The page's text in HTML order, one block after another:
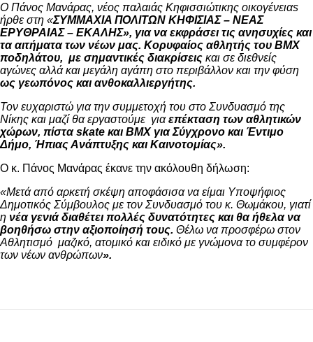
Ο Πάνος Μανάρας, νέος παλαιάς Κηφισσιώτικης οικογένειαs
ήρθε στη «ΣΥΜΜΑΧΙΑ ΠΟΛΙΤΩΝ ΚΗΦΙΣΙΑΣ – ΝΕΑΣ
ΕΡΥΘΡΑΙΑΣ – ΕΚΑΛΗΣ», για να εκφράσει τις ανησυχίες και
τα αιτήματα των νέων μας. Κορυφαίος αθλητής του BMX
ποδηλάτου, με σημαντικές διακρίσεις και σε διεθνείς
αγώνες αλλά και μεγάλη αγάπη στο περιβάλλον και την φύση
ως γεωπόνος και ανθοκαλλιεργήτης.
Τον ευχαριστώ για την συμμετοχή του στο Συνδυασμό της
Νίκης και μαζί θα εργαστούμε γιαεπέκταση των αθλητικών
χώρων, πίσταskate και BMX για Σύγχρονο και Έντιμο
Δήμο, Ήπιας Ανάπτυξης και Καινοτομίας».
Ο κ. Πάνος Μανάρας έκανε την ακόλουθη δήλωση:
«Μετά από αρκετή σκέψη αποφάσισα να είμαι Υποψήφιος
Δημοτικός Σύμβουλος με τον Συνδυασμό του κ. Θωμάκου, γιατί
η νέα γενιά διαθέτει πολλές δυνατότητες και θα ήθελα να
βοηθήσω στην αξιοποίησή τους. Θέλω να προσφέρω στον
Αθλητισμό μαζικό, ατομικό και ειδικό με γνώμονα το συμφέρον
των νέων ανθρώπων».